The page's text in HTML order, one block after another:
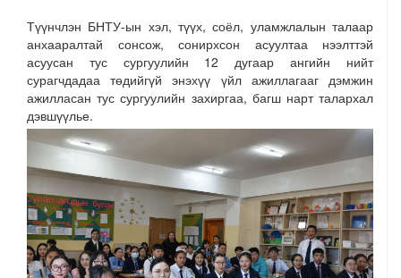
Түүнчлэн БНТУ-ын хэл, түүх, соёл, уламжлалын талаар
анхааралтай сонсож, сонирхсон асуултаа нээлттэй
асуусан тус сургуулийн 12 дугаар ангийн нийт
сурагчдадаа төдийгүй энэхүү үйл ажиллагааг дэмжин
ажилласан тус сургуулийн захиргаа, багш нарт талархал
дэвшүүлье.